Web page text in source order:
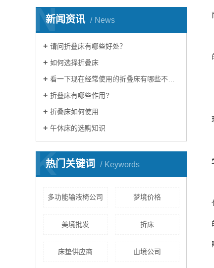
新闻资讯 News
N
请问折叠床有哪些好处？
如何选择折叠床
看一下现在经常使用的折叠床有哪些不同？
折叠床有哪些作用?
折叠床如何使用
午休床的选购知识
热门关键词 Keywords
K
多功能输液椅公司 梦境价格
美境批发 折床
床垫供应商 山境公司